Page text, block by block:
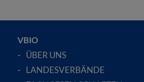
VBIO
ÜBER UNS
LANDESVERBÄNDE